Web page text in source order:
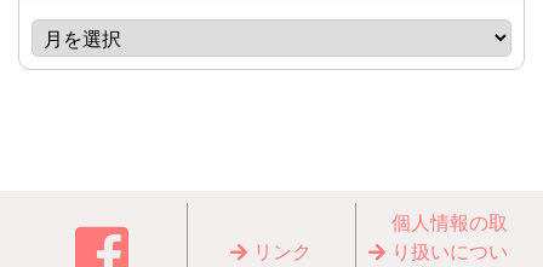
リンク
個⼈情報の取
り扱いについ